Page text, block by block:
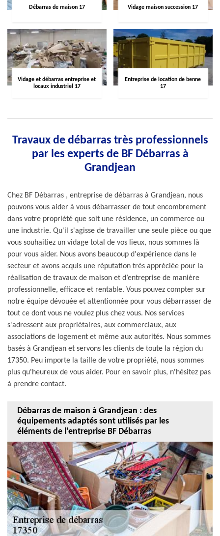
Débarras de maison 17 Vidage maison succession 17
Vidage et débarras entreprise et
locaux industriel 17
Entreprise de location de benne
17
Travaux de débarras très professionnels
par les experts de BF Débarras à
Grandjean
Chez BF Débarras , entreprise de débarras à Grandjean, nous
pouvons vous aider à vous débarrasser de tout encombrement
dans votre propriété que soit une résidence, un commerce ou
une industrie. Qu'il s'agisse de travailler une seule pièce ou que
vous souhaitiez un vidage total de vos lieux, nous sommes là
pour vous aider. Nous avons beaucoup d'expérience dans le
secteur et avons acquis une réputation très appréciée pour la
réalisation de travaux de maison et d’entreprise de manière
professionnelle, efficace et rentable. Vous pouvez compter sur
notre équipe dévouée et attentionnée pour vous débarrasser de
tout ce dont vous ne voulez plus chez vous. Nos services
s'adressent aux propriétaires, aux commerciaux, aux
associations de logement et même aux autorités. Nous sommes
basés à Grandjean et servons les clients de toute la région du
17350. Peu importe la taille de votre propriété, nous sommes
plus qu'heureux de vous aider. Pour en savoir plus, n'hésitez pas
à prendre contact.
Débarras de maison à Grandjean : des
équipements adaptés sont utilisés par les
éléments de l’entreprise BF Débarras